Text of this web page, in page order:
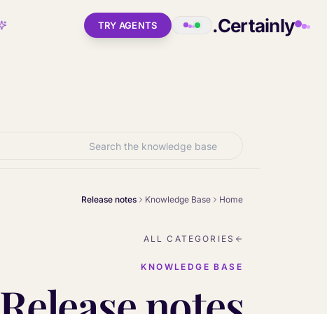
Certainly.
TRY AGENTS
Home
Knowledge Base
Release notes
ALL CATEGORIES
KNOWLEDGE BASE